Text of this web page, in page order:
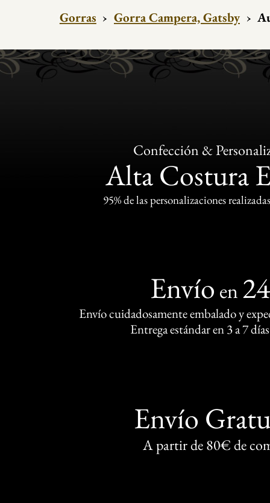
Gorras › Gorra Campera, Gatsby ›
Confección &
Alta Costura
95% de las personalizaciones
Envío en
Envío cuidadosamente embalado y
Entrega estándar en 3 a 7
Envío
A partir de 80€ de